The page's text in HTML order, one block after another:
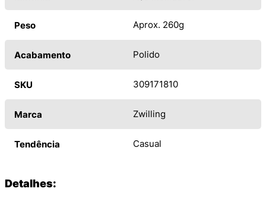
Peso Aprox. 260g
Acabamento Polido
SKU 309171810
Marca Zwilling
Tendência Casual
Detalhes: